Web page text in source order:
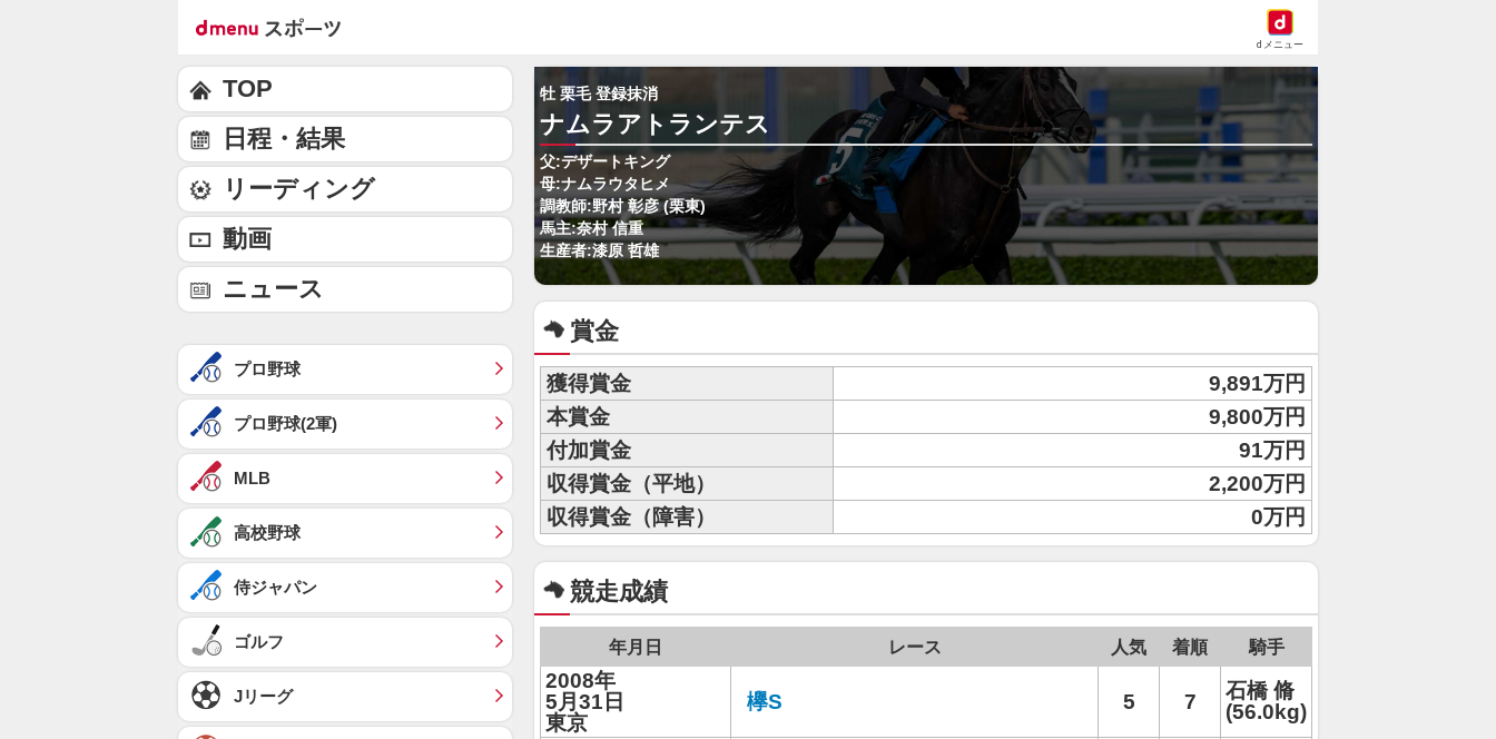
dメニュー
牡 栗毛 登録抹消
ナムラアトランテス
父:デザートキング
母:ナムラウタヒメ
調教師:野村 彰彦 (栗東)
馬主:奈村 信重
生産者:漆原 哲雄
賞金
獲得賞金
9,891万円
本賞金
9,800万円
付加賞金
91万円
収得賞金（平地）
2,200万円
収得賞金（障害）
0万円
競走成績
年月日 レース 人気 着順 騎手
2008年
5月31日
東京
欅S 5 7
石橋 脩
(56.0kg)
TOP
日程・結果
リーディング
動画
ニュース
プロ野球
プロ野球(2軍)
MLB
高校野球
侍ジャパン
ゴルフ
Jリーグ